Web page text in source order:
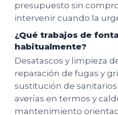
presupuesto sin
intervenir cuando la
¿Qué trabajos de
habitualmente?
Desatascos y limpieza
reparación de fugas y
sustitución de sanitarios
averías en termos y
mantenimiento